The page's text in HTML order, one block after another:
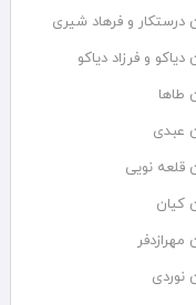
درستكار و فرهاد شيرى
دیاکو و فرزاد دیاکو
طاها
عبدی
قلعه نویی
کیان
مهرازدفر
نوردی